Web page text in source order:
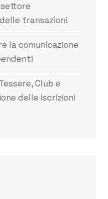
transazioni
la comunicazione
Club e
delle iscrizioni